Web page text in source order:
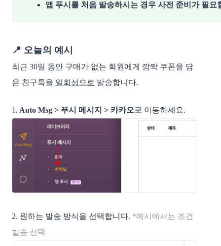
앱 푸시를 처음 발송하시는 경우 사전 준비가 필요
📍 오늘의 예시
최근 30일 동안 구매가 없는 회원에게 깜짝 쿠폰을 담
은 친구톡을 일회성으로 발송합니다.
1. Auto Msg > 푸시 메시지 > 카카오 로 이동하세요.
2. 원하는 발송 방식을 선택합니다. *예시에서는 조건
발송 선택